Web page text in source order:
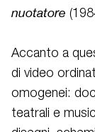
nuotatore
Accanto a
di video
omogenei:
teatrali e